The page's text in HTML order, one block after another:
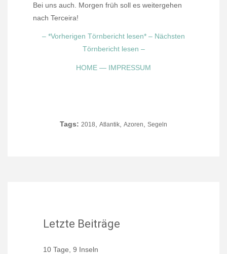
Bei uns auch. Morgen früh soll es weitergehen
nach Terceira!
– *Vorherigen Törnbericht lesen* – Nächsten
Törnbericht lesen –
HOME — IMPRESSUM
Tags: 2018 Atlantik Azoren Segeln
Letzte Beiträge
10 Tage, 9 Inseln